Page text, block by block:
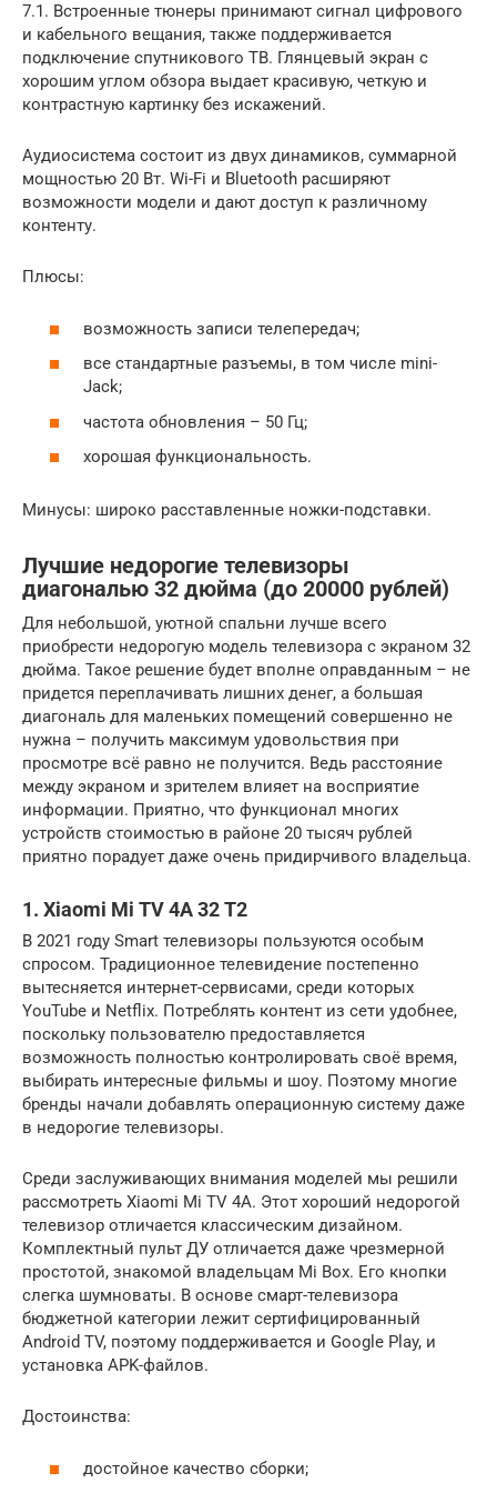
7.1. Встроенные тюнеры принимают сигнал цифрового
и кабельного вещания, также поддерживается
подключение спутникового ТВ. Глянцевый экран с
хорошим углом обзора выдает красивую, четкую и
контрастную картинку без искажений.
Аудиосистема состоит из двух динамиков, суммарной
мощностью 20 Вт. Wi-Fi и Bluetooth расширяют
возможности модели и дают доступ к различному
контенту.
Плюсы:
возможность записи телепередач;
все стандартные разъемы, в том числе mini-
Jack;
частота обновления – 50 Гц;
хорошая функциональность.
Минусы: широко расставленные ножки-подставки.
Лучшие недорогие телевизоры
диагональю 32 дюйма (до 20000 рублей)
Для небольшой, уютной спальни лучше всего
приобрести недорогую модель телевизора с экраном 32
дюйма. Такое решение будет вполне оправданным – не
придется переплачивать лишних денег, а большая
диагональ для маленьких помещений совершенно не
нужна – получить максимум удовольствия при
просмотре всё равно не получится. Ведь расстояние
между экраном и зрителем влияет на восприятие
информации. Приятно, что функционал многих
устройств стоимостью в районе 20 тысяч рублей
приятно порадует даже очень придирчивого владельца.
1. Xiaomi Mi TV 4A 32 T2
В 2021 году Smart телевизоры пользуются особым
спросом. Традиционное телевидение постепенно
вытесняется интернет-сервисами, среди которых
YouTube и Netflix. Потреблять контент из сети удобнее,
поскольку пользователю предоставляется
возможность полностью контролировать своё время,
выбирать интересные фильмы и шоу. Поэтому многие
бренды начали добавлять операционную систему даже
в недорогие телевизоры.
Среди заслуживающих внимания моделей мы решили
рассмотреть Xiaomi Mi TV 4A. Этот хороший недорогой
телевизор отличается классическим дизайном.
Комплектный пульт ДУ отличается даже чрезмерной
простотой, знакомой владельцам Mi Box. Его кнопки
слегка шумноваты. В основе смарт-телевизора
бюджетной категории лежит сертифицированный
Android TV, поэтому поддерживается и Google Play, и
установка APK-файлов.
Достоинства:
достойное качество сборки;